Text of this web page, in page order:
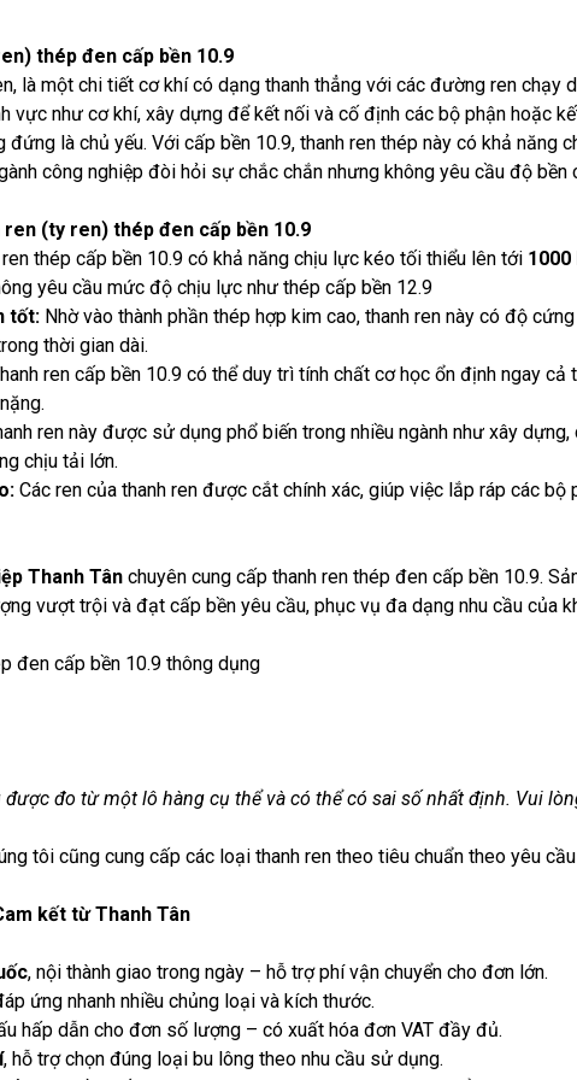
thép đen cấp bền 10.9
là một chi tiết cơ khí có dạng thanh thẳng với các đường ren
vực như cơ khí, xây dựng để kết nối và cố định các bộ phận hoặc
đứng là chủ yếu. Với cấp bền 10.9, thanh ren thép này có khả
công nghiệp đòi hỏi sự chắc chắn nhưng không yêu cầu độ
ren (ty ren) thép đen cấp bền 10.9
ren thép cấp bền 10.9 có khả năng chịu lực kéo tối thiểu lên tới 1000
yêu cầu mức độ chịu lực như thép cấp bền 12.9
tốt: Nhờ vào thành phần thép hợp kim cao, thanh ren này có độ
thời gian dài.
ren cấp bền 10.9 có thể duy trì tính chất cơ học ổn định ngay
ren này được sử dụng phổ biến trong nhiều ngành như xây
chịu tải lớn.
Các ren của thanh ren được cắt chính xác, giúp việc lắp ráp các
Thanh Tân chuyên cung cấp thanh ren thép đen cấp bền 10.9.
vượt trội và đạt cấp bền yêu cầu, phục vụ đa dạng nhu cầu của
đen cấp bền 10.9 thông dụng
đo từ một lô hàng cụ thể và có thể có sai số nhất định. Vui
tôi cũng cung cấp các loại thanh ren theo tiêu chuẩn theo yêu cầu
kết từ Thanh Tân
, nội thành giao trong ngày – hỗ trợ phí vận chuyển cho đơn lớn.
ứng nhanh nhiều chủng loại và kích thước.
hấp dẫn cho đơn số lượng – có xuất hóa đơn VAT đầy đủ.
, hỗ trợ chọn đúng loại bu lông theo nhu cầu sử dụng.